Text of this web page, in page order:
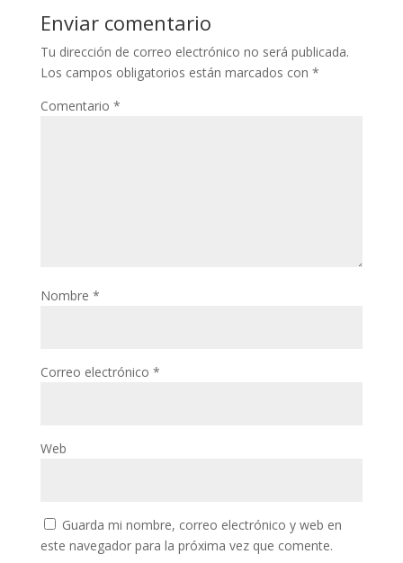
Enviar comentario
Tu dirección de correo electrónico no será publicada.
Los campos obligatorios están marcados con *
Comentario *
Nombre *
Correo electrónico *
Web
Guarda mi nombre, correo electrónico y web en
este navegador para la próxima vez que comente.